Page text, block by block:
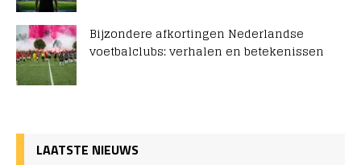
Bijzondere afkortingen Nederlandse
voetbalclubs: verhalen en betekenissen
LAATSTE NIEUWS